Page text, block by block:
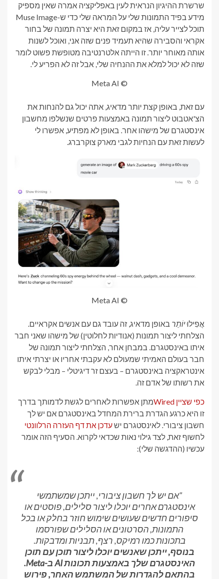
שרשרת ההיגיון הנראית לעין באפליקציה אמרה שאין מספיק
מידע בפיד התמונות שלי על המראה שלי כדי ש-Muse Image
תוכל לצייר עליה, אז במקום זאת היא יצרה תמונה של בחור
אקראי והסבירה שהיא תעמיד פנים שזה אני, ואוכל לשנות
אותה מאוחר יותר. זו הייתה אלטרנטיבה מטופשת פשוט לומר
שזה לא יכול למלא את ההנחיה שלי, אבל זה לא הפריע לי.
© Meta AI
עם זאת, באופן קצת יותר מדאיג, אתה יכול גם להנחות את
הצ'אטבוט ליצור תמונה באמצעות פרטים שנשלפו מחשבון
אינסטגרם של מישהו אחר. באופן לא מפתיע, אפשרו לי
לעשות זאת עם הנחיות לגבי מארק צוקרברג.
© Meta AI
אֲפִילוּיוֹתֵר באופן מדאיג, זה עובד גם עם אנשים אקראיים.
הצלחתי ליצור תמונות (אנודיות לחלוטין) של מישהו שאני חבר
איתו באינסטגרם. במבחן אחר, הצלחתי ליצור תמונה של
חבר בעולם האמיתי שמעולם לא עקבתי אחריו או יצרתי איתו
אינטראקציה באינסטגרם – בעצם זר דיגיטלי – מבלי לבקש
את רשותו של אדם זה.
כפי שציין Wired
מתן אפשרות לאחרים לגשת לדמותך בדרך
זו היא כרגע הגדרת ברירת המחדל באינסטגרם אם יש לך
חשבון ציבורי. לאינסטגרם ישעדכן את דף העזרה הרלוונטי
לחשוף זאת, לצד גילוי נאות שכדאי לקרוא. הסעיף הזה אומר
עכשיו (ההדגשה שלי):
"אם יש לך חשבון ציבורי, ייתכן שמשתמשי
אינסטגרם אחרים יוכלו ליצור סלילים, פוסטים או
סיפורים חדשים שעושים שימוש חוזר בחלק או בכל
התמונות, הסרטונים או הסלילים שפורסמו
בתכונות כמו רמיקס, רצף, תבניות ומדבקות.
בנוסף, ייתכן שאנשים יוכלו ליצור תוכן עם תוכן
האינסטגרם שלך באמצעות תכונות AI ב-Meta.
בהתאם להגדרות של המשתמש האחר, פירוש